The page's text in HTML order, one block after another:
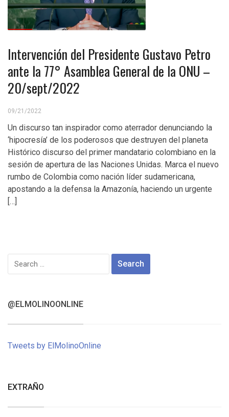
Intervención del Presidente Gustavo Petro
ante la 77° Asamblea General de la ONU –
20/sept/2022
09/21/2022
Un discurso tan inspirador como aterrador denunciando la
‘hipocresía’ de los poderosos que destruyen del planeta
Histórico discurso del primer mandatario colombiano en la
sesión de apertura de las Naciones Unidas. Marca el nuevo
rumbo de Colombia como nación líder sudamericana,
apostando a la defensa la Amazonía, haciendo un urgente
[…]
Search
for:
@ELMOLINOONLINE
Tweets by ElMolinoOnline
EXTRAÑO